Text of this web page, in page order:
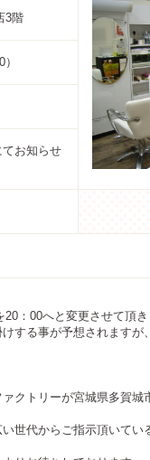
3階
お知らせ
：00へと変更させて頂き
する事が予想されますが
クトリーが宮城県多賀城
世代からご指示頂いてい